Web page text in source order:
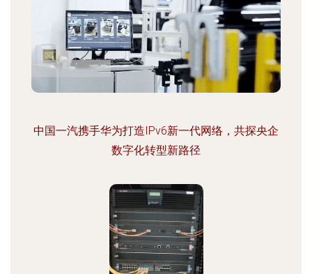
中国一汽携手华为打造IPv6新一代网络，共探央企
数字化转型新路径